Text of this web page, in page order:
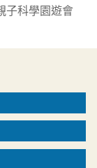
子科學園遊會